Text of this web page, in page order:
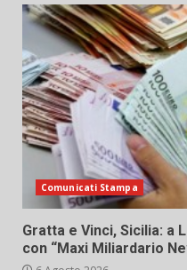
Comunicati Stampa
Gratta e Vinci, Sicilia: a
con “Maxi Miliardario